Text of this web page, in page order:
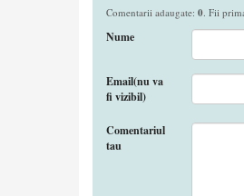
Comentarii adaugate: 0. Fii
Nume
Email(nu va
fi vizibil)
Comentariul
tau